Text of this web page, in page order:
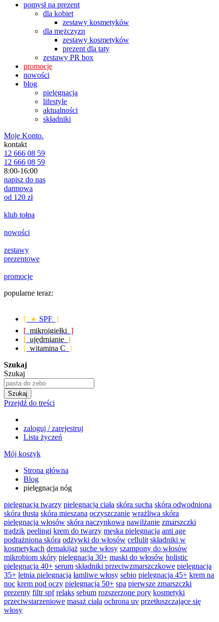
pomysł na prezent
dla kobiet
zestawy kosmetyków
dla mężczyzn
zestawy kosmetyków
prezent dla taty
zestawy PR box
promocje
nowości
blog
pielęgnacja
lifestyle
aktualności
składniki
Moje Konto.
kontakt
12 666 08 59
12 666 08 59
8:00-16:00
napisz do nas
darmowa
od 120 zł
klub tołpa
nowości
zestawy
prezentowe
promocje
popularne teraz:
[ ☀️ SPF ]
[ mikroigiełki ]
[ ujędrnianie ]
[ witamina C ]
Szukaj
Szukaj
Szukaj
Przejdź do treści
zaloguj / zarejestruj
Lista życzeń
Mój koszyk
Strona główna
Blog
pielęgnacja nóg
pielęgnacja twarzy pielęgnacja ciała skóra sucha skóra odwodniona
skóra tłusta skóra mieszana oczyszczanie wrażliwa skóra
pielęgnacja włosów skóra naczynkowa nawilżanie zmarszczki
trądzik peelingi krem do twarzy męska pielęgnacja anti age
podrażniona skóra odżywki do włosów cellulit składniki w
kosmetykach demakijaż suche włosy szampony do włosów
mikrobiom skóry pielęgnacja 30+ maski do włosów holistic
pielęgnacja 40+ serum składniki przeciwzmarszczkowe pielęgnacja
35+ letnia pielęgnacja łamliwe włosy sebio pielęgnacja 45+ krem na
noc krem pod oczy pielęgnacja 50+ spa pierwsze zmarszczki
prezenty filtr spf relaks sebum rozszerzone pory kosmetyki
przeciwstarzeniowe masaż ciała ochrona uv przetłuszczające się
włosy